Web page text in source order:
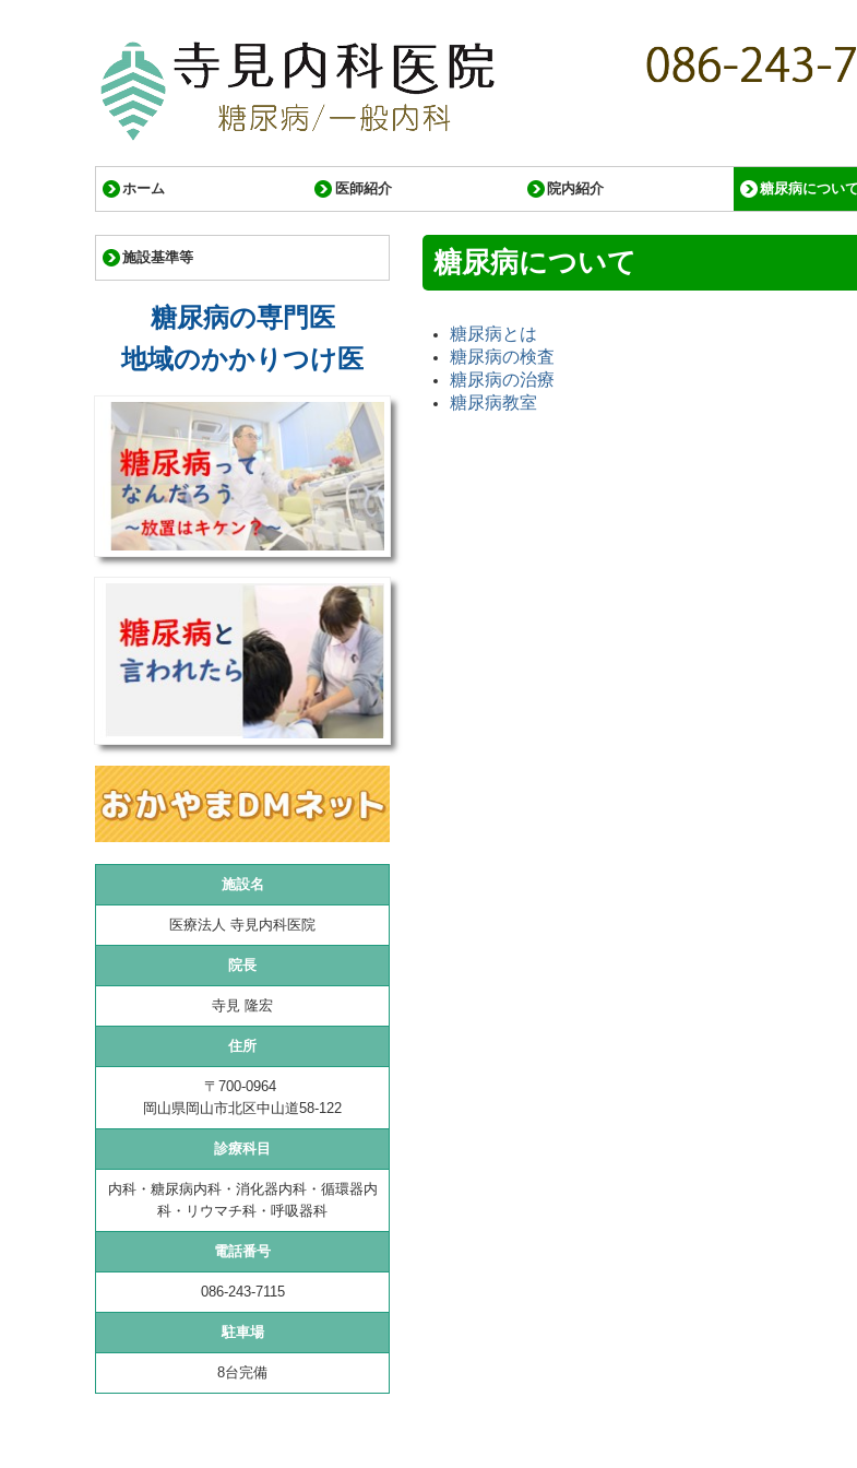
ホーム 医師紹介 院内紹介 糖尿病について
糖尿病とは
糖尿病の検査
糖尿病の治療
糖尿病教室
施設基準等
糖尿病の専門医
地域のかかりつけ医
施設名
医療法人 寺見内科医院
院長
寺見 隆宏
住所
〒700-0964
岡山県岡山市北区中山道58-122
診療科目
内科・糖尿病内科・消化器内科・ 循環器内
科・リウマチ科・呼吸器科
電話番号
086-243-7115
駐車場
8台完備
糖尿病について
糖尿病とは
糖尿病の検査
糖尿病の治療
糖尿病教室